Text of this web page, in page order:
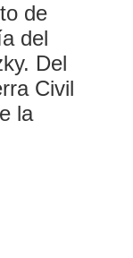
de
del
Del
Civil
la